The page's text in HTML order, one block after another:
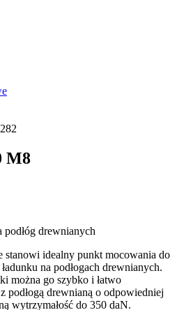
M8
drewnianych
stanowi idealny punkt mocowania do
na podłogach drewnianych.
można go szybko i łatwo
podłogą drewnianą o odpowiedniej
wytrzymałość do 350 daN.